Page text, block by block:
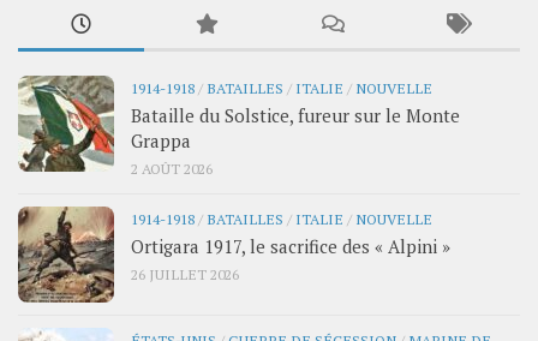
1914-1918 / BATAILLES / ITALIE / NOUVELLE
Bataille du Solstice, fureur sur le Monte
Grappa
2 AOÛT 2026
1914-1918 / BATAILLES / ITALIE / NOUVELLE
Ortigara 1917, le sacrifice des « Alpini »
26 JUILLET 2026